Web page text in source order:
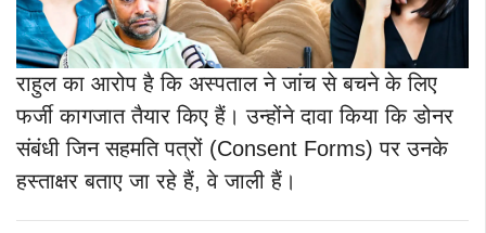
राहुल का आरोप है कि अस्पताल ने जांच से बचने के लिए
फर्जी कागजात तैयार किए हैं। उन्होंने दावा किया कि डोनर
संबंधी जिन सहमति पत्रों (Consent Forms) पर उनके
हस्ताक्षर बताए जा रहे हैं, वे जाली हैं।